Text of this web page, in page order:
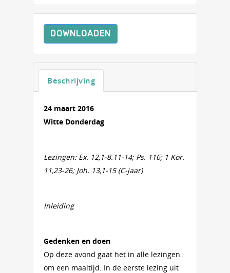
DOWNLOADEN
Beschrijving
24 maart 2016
Witte Donderdag
Lezingen: Ex. 12,1-8.11-14; Ps. 116; 1 Kor.
11,23-26; Joh. 13,1-15 (C-jaar)
Inleiding
Gedenken en doen
Op deze avond gaat het in alle lezingen
om een maaltijd. In de eerste lezing uit